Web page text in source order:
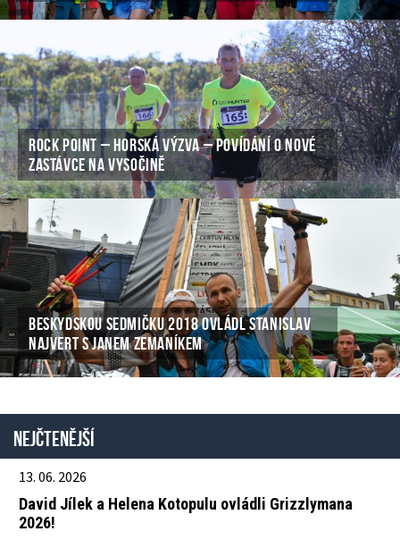
ROCK POINT – HORSKÁ VÝZVA – POVÍDÁNÍ O NOVÉ
ZASTÁVCE NA VYSOČINĚ
BESKYDSKOU SEDMIČKU 2018 OVLÁDL STANISLAV
NAJVERT S JANEM ZEMANÍKEM
Nejčtenější
13. 06. 2026
David Jílek a Helena Kotopulu ovládli Grizzlymana
2026!